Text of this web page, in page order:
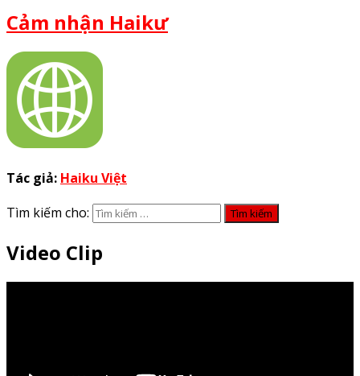
Cảm nhận Haikư
Tác giả: Haiku Việt
Tìm kiếm cho:
Video Clip